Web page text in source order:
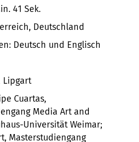
41 Sek.
Deutschland
Deutsch und Englisch
Lipgart
Cuartas,
Media Art and
Universität Weimar;
Masterstudiengang